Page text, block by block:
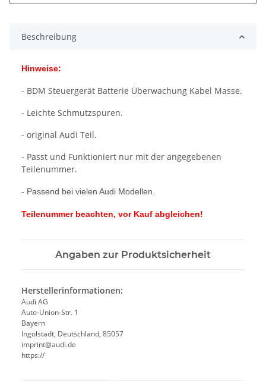
Beschreibung
Hinweise:
- BDM Steuergerät Batterie Überwachung Kabel Masse.
- Leichte Schmutzspuren.
- original Audi Teil.
- Passt und Funktioniert nur mit der angegebenen
Teilenummer.
- Passend bei vielen Audi Modellen.
Teilenummer beachten, vor Kauf abgleichen!
Angaben zur Produktsicherheit
Herstellerinformationen:
Audi AG
Auto-Union-Str. 1
Bayern
Ingolstadt, Deutschland, 85057
imprint@audi.de
https://